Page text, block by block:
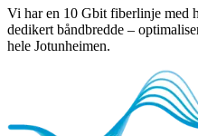
Vi har en 10 Gbit fiberlinje med
dedikert båndbredde –
hele Jotunheimen.